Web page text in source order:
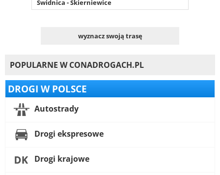
Świdnica - Skierniewice
wyznacz swoją trasę
POPULARNE W CONADROGACH.PL
DROGI W POLSCE
Autostrady
Drogi ekspresowe
Drogi krajowe